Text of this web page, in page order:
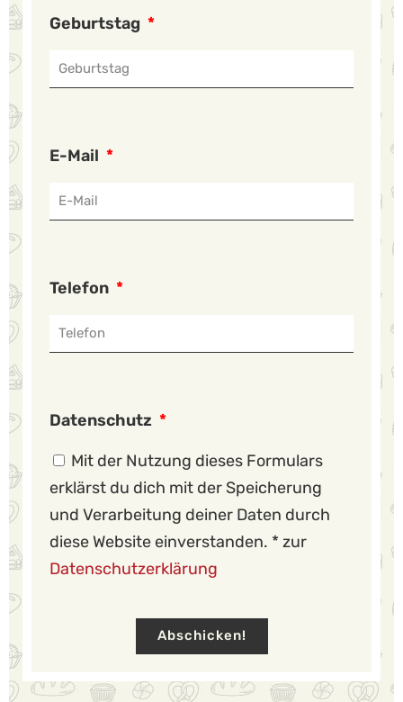
Geburtstag
E-Mail
Telefon
Datenschutz
Mit der Nutzung dieses Formulars
erklärst du dich mit der Speicherung
und Verarbeitung deiner Daten durch
diese Website einverstanden. * zur
Datenschutzerklärung
Abschicken!